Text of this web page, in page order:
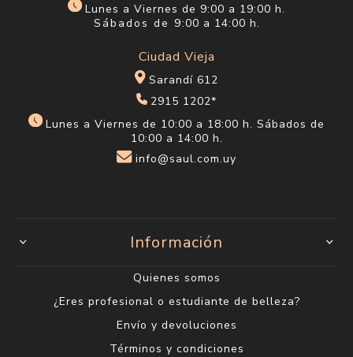
Lunes a Viernes de 9:00 a 19:00 h.
Sábados de 9:00 a 14:00 h.
Ciudad Vieja
Sarandí 612
2915 1202*
Lunes a Viernes de 10:00 a 18:00 h. Sábados de
10:00 a 14:00 h.
info@saul.com.uy
Información
Quienes somos
¿Eres profesional o estudiante de belleza?
Envío y devoluciones
Términos y condiciones